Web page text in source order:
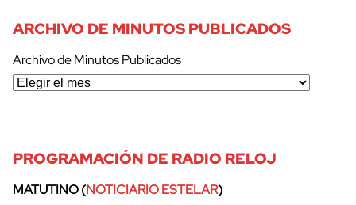
ARCHIVO DE MINUTOS PUBLICADOS
Archivo de Minutos Publicados
PROGRAMACIÓN DE RADIO RELOJ
MATUTINO (NOTICIARIO ESTELAR)